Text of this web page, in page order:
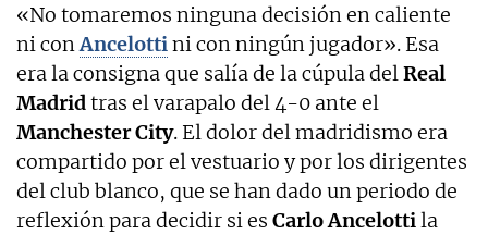
«No tomaremos ninguna decisión en caliente
ni conAncelottini con ningún jugador». Esa
era la consigna que salía de la cúpula delReal
Madridtras el varapalo del 4-0 ante el
Manchester City. El dolor del madridismo era
compartido por el vestuario y por los dirigentes
del club blanco, que se han dado un periodo de
reflexión para decidir si es Carlo Ancelottila